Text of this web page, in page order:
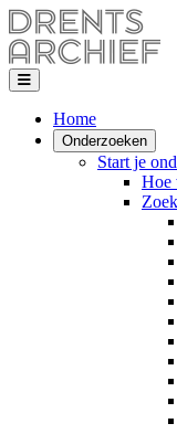
Home
Onderzoeken
Start je
Hoe